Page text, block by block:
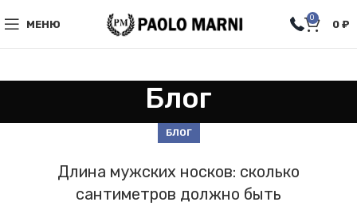
МЕНЮ
0
0 ₽
Блог
БЛОГ
Длина мужских носков: сколько
сантиметров должно быть